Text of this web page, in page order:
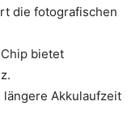
die fotografischen
bietet
Akkulaufzeit